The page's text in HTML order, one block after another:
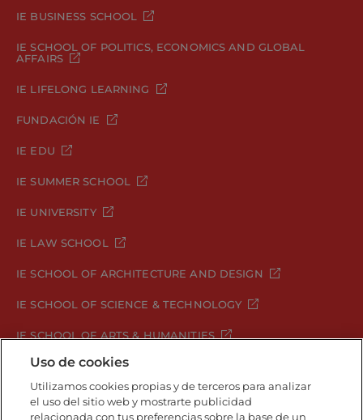
IE BUSINESS SCHOOL
IE SCHOOL OF POLITICS, ECONOMICS AND GLOBAL
AFFAIRS
IE LIFELONG LEARNING
FUNDACIÓN IE
IE EDU
IE SUMMER SCHOOL
IE UNIVERSITY
IE LAW SCHOOL
IE SCHOOL OF ARCHITECTURE AND DESIGN
IE SCHOOL OF SCIENCE & TECHNOLOGY
IE SCHOOL OF ARTS & HUMANITIES
Aviso legal
Política de Privacidad
Uso de cookies
Utilizamos cookies propias y de terceros para analizar
el uso del sitio web y mostrarte publicidad
relacionada con tus preferencias sobre la base de un